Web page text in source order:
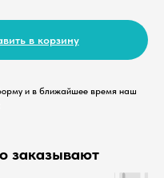
в корзину
и в ближайшее время наш
заказывают